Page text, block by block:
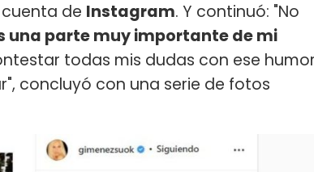
de Instagram. Y continuó: "No
una parte muy importante de mi
todas mis dudas con ese
concluyó con una serie de fotos